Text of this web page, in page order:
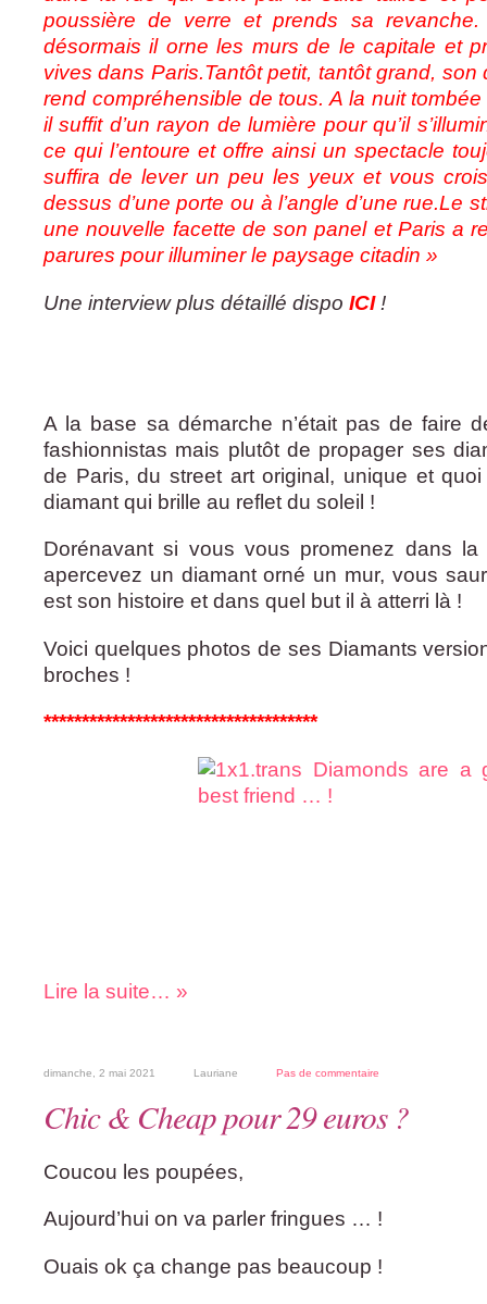
poussière de verre et prends sa
désormais il orne les murs de le capitale et
vives dans Paris.Tantôt petit, tantôt grand, son
rend compréhensible de tous. A la nuit
il suffit d’un rayon de lumière pour qu’il
ce qui l’entoure et offre ainsi un spectacle
suffira de lever un peu les yeux et vous
dessus d’une porte ou à l’angle d’une rue.Le
une nouvelle facette de son panel et Paris a
parures pour illuminer le paysage citadin »
Une interview plus détaillé dispo ICI!
A la base sa démarche n’était pas de faire
fashionnistas mais plutôt de propager ses
de Paris, du street art original, unique et
diamant qui brille au reflet du soleil !
Dorénavant si vous vous promenez dans
apercevez un diamant orné un mur, vous
est son histoire et dans quel but il à atterri là !
Voici quelques photos de ses Diamants
broches !
************************************
Lire la suite… »
dimanche, 2 mai 2021 Lauriane Pas de commentaire
Chic & Cheap pour 29 euros ?
Coucou les poupées,
Aujourd’hui on va parler fringues … !
Ouais ok ça change pas beaucoup !